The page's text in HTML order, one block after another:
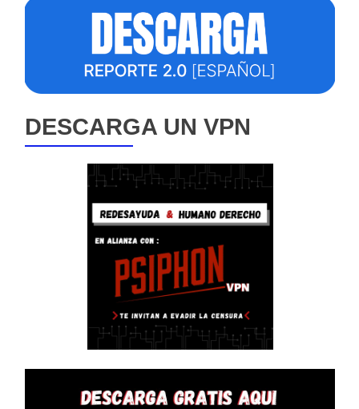
DESCARGA UN VPN